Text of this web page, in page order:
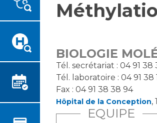
Vous accompagnez, vous
rendez visite à un patient
Vous avez un examen
d'imagerie ou de
réaliser
Vous avez une analyse à
réaliser
Vous venez en consultation
Emplois paramédicaux
Emplois administratifs
Espace Formation
Étudiants hospitaliers
Emplois techniques et
médico-techniques
Emplois divers
Emplois socio-éducatifs
BIOLOGIE
Tél. secrétariat : 04 91 38
Tél. laboratoire : 04 91 38
Fax : 04 91 38 38 94
Hôpital de la Conception, 1
EQUIPE